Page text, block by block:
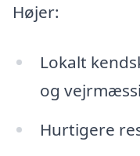
Højer:
Lokalt
og
Hurtigere